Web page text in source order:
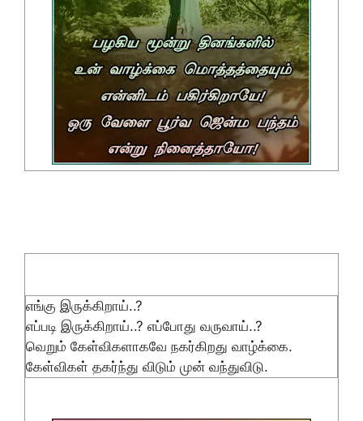
எங்கு இருக்கிறாய்..?
எப்படி இருக்கிறாய்..? எப்போது வருவாய்..?
வெறும் கேள்விகளாகவே நகர்கிறது வாழ்க்கை.
கேள்விகள் தகர்ந்து விடும் முன் வந்துவிடு.